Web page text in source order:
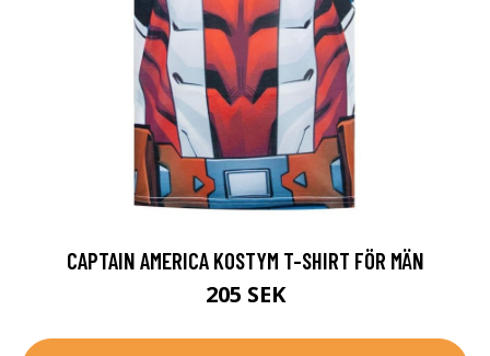
CAPTAIN AMERICA KOSTYM T-SHIRT FÖR MÄN
205 SEK